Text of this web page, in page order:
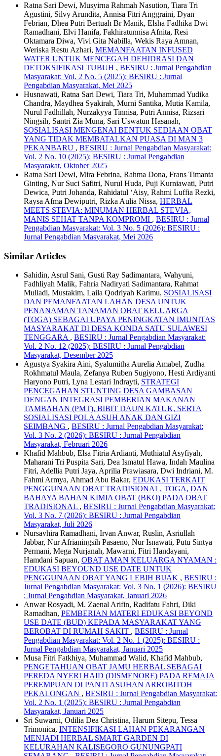
Ratna Sari Dewi, Musyirna Rahmah Nasution, Tiara Tri
Agustini, Silvy Arundita, Annisa Fitri Anggraini, Dyan
Febrian, Dhea Putri Bertuah Br Manik, Elsha Fadhika Dwi
Ramadhani, Elvi Hanifa, Fakhiratunnisa Afnita, Resi
Oktamara Diwa, Vivi Gita Nabilla, Wekis Raya Amnan,
Weriska Restu Azhari, MEMANFAATAN INFUSED
WATER UNTUK MENCEGAH DEHIDRASI DAN
DETOKSIFIKASI TUBUH , BESIRU : Jurnal Pengabdian
Masyarakat: Vol. 2 No. 5 (2025): BESIRU : Jurnal
Pengabdian Masyarakat, Mei 2025
Husnawati, Ratna Sari Dewi, Tiara Tri, Muhammad Yudika
Chandra, Maydhea Syakirah, Murni Santika, Mutia Kamila,
Nurul Fadhillah, Nurzakyya Tinnisa, Putri Annisa, Rizsari
Ningsih, Santri Zia Muna, Sari Uswatun Hasanah,
SOSIALISASI MENGENAI BENTUK SEDIAAN OBAT
YANG TIDAK MEMBATALKAN PUASA DI MAN 3
PEKANBARU , BESIRU : Jurnal Pengabdian Masyarakat:
Vol. 2 No. 10 (2025): BESIRU : Jurnal Pengabdian
Masyarakat, Oktober 2025
Ratna Sari Dewi, Mira Febrina, Rahma Dona, Frans Timanta
Ginting, Nur Suci Safitri, Nurul Huda, Puji Kurniawati, Putri
Dewica, Putri Johanda, Rahidatul ‘Aisy, Rahmi Luffia Rezki,
Raysa Afma Dewiputri, Rizka Aulia Nissa, HERBAL
MEETS STEVIA: MINUMAN HERBAL STEVIA,
MANIS SEHAT TANPA KOMPROMI , BESIRU : Jurnal
Pengabdian Masyarakat: Vol. 3 No. 5 (2026): BESIRU :
Jurnal Pengabdian Masyarakat, Mei 2026
Similar Articles
Sahidin, Asrul Sani, Gusti Ray Sadimantara, Wahyuni,
Fadhliyah Malik, Fahria Nadiryati Sadimantara, Rahmat
Muliadi, Mustakim, Laila Qodriyah Karimu, SOSIALISASI
DAN PEMANFAATAN LAHAN DESA UNTUK
PENANAMAN TANAMAN OBAT KELUARGA
(TOGA) SEBAGAI UPAYA PENINGKATAN IMUNITAS
MASYARAKAT DI DESA KONDA SATU SULAWESI
TENGGARA , BESIRU : Jurnal Pengabdian Masyarakat:
Vol. 2 No. 12 (2025): BESIRU : Jurnal Pengabdian
Masyarakat, Desember 2025
Agustya Syakira Aini, Syalumitha Aurelia Amabel, Zudha
Rokhmatul Maula, Zefanya Ruben Sugiyono, Hesti Ardiyanti
Haryono Putri, Lyna Lestari Indrayti, STRATEGI
PENCEGAHAN STUNTING DESA GAMBASAN
DENGAN INTEGRASI PEMBERIAN MAKANAN
TAMBAHAN (PMT), BIBIT DAUN KATUK, SERTA
SOSIALISASI POLA ASUH ANAK DAN GIZI
SEIMBANG , BESIRU : Jurnal Pengabdian Masyarakat:
Vol. 3 No. 2 (2026): BESIRU : Jurnal Pengabdian
Masyarakat, Februari 2026
Khafid Mahbub, Elsa Fitria Ardianti, Muthiatul Asyfiyah,
Maharani Tri Puspita Sari, Dea Ismatul Hawa, Indah Maulina
Fitri, Adellia Putri Jaya, Aprilia Prawiasara, Dwi Indriani, M.
Fahmi Armya, Ahmad Abu Bakar, EDUKASI TERKAIT
PENGGUNAAN OBAT TRADISIONAL, TOGA, DAN
BAHAYA BAHAN KIMIA OBAT (BKO) PADA OBAT
TRADISIONAL , BESIRU : Jurnal Pengabdian Masyarakat:
Vol. 3 No. 7 (2026): BESIRU : Jurnal Pengabdian
Masyarakat, Juli 2026
Nursavhira Ramadhani, Irvan Anwar, Ruslin, Asriullah
Jabbar, Nur Afrianingsih Pasaeno, Nur Isnawati, Putu Sintya
Permani, Mega Nurjanah, Mawarni, Fitri Handayani,
Hamdani Sapuan, OBAT AMAN KELUARGA NYAMAN :
EDUKASI BEYOUND USE DATE UNTUK
PENGGUNAAN OBAT YANG LEBIH BIJAK , BESIRU :
Jurnal Pengabdian Masyarakat: Vol. 3 No. 1 (2026): BESIRU
: Jurnal Pengabdian Masyarakat, Januari 2026
Anwar Rosyadi, M. Zaenal Arifin, Radifatu Fahri, Diki
Ramadhan, PEMBERIAN MATERI EDUKASI BEYOND
USE DATE (BUD) KEPADA MASYARAKAT YANG
BEROBAT DI RUMAH SAKIT , BESIRU : Jurnal
Pengabdian Masyarakat: Vol. 2 No. 1 (2025): BESIRU :
Jurnal Pengabdian Masyarakat, Januari 2025
Musa Fitri Fatkhiya, Muhammad Walid, Khafid Mahbub,
PENGETAHUAN OBAT JAMU HERBAL SEBAGAI
PEREDA NYERI HAID (DISMENORE) PADA REMAJA
PEREMPUAN DI PANTI ASUHAN ARROBITOH
PEKALONGAN , BESIRU : Jurnal Pengabdian Masyarakat:
Vol. 2 No. 1 (2025): BESIRU : Jurnal Pengabdian
Masyarakat, Januari 2025
Sri Suwarni, Odilia Dea Christina, Harum Sitepu, Tessa
Trimonica, INTENSIFIKASI LAHAN PEKARANGAN
MENJADI HERBAL SMART GARDEN DI
KELURAHAN KALISEGORO GUNUNGPATI